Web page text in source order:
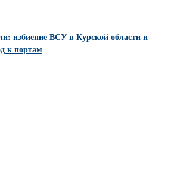
избиение ВСУ в Курской области и
к портам